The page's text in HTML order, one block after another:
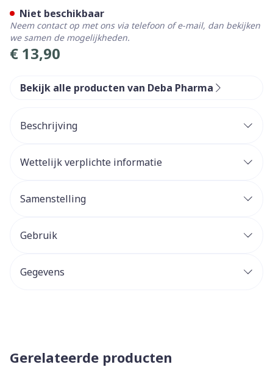
€ 13,90
Niet beschikbaar
Neem contact op met ons via telefoon of e-mail, dan bekijken
we samen de mogelijkheden.
Bekijk alle producten van Deba Pharma
Beschrijving
Wettelijk verplichte informatie
Samenstelling
Gebruik
Gegevens
Gerelateerde producten